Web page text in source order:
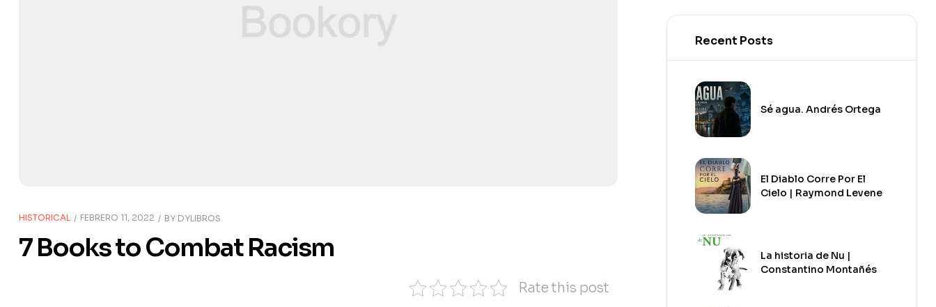
HISTORICAL FEBRERO 11, 2022 BY DYLIBROS
7 Books to Combat Racism
Rate this post
Recent Posts
Sé agua. Andrés Ortega
El Diablo Corre Por El
Cielo | Raymond Levene
La historia de Nu |
Constantino Montañés